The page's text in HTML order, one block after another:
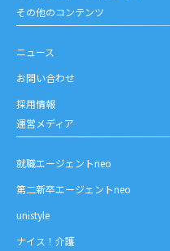
その他のコンテンツ
ニュース
お問い合わせ
採用情報
運営メディア
就職エージェントneo
第二新卒エージェントneo
unistyle
ナイス！介護